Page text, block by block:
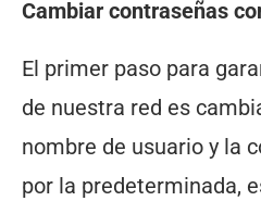
Cambiar contraseñas
El primer paso para
de nuestra red es
nombre de usuario y la
por la predeterminada,